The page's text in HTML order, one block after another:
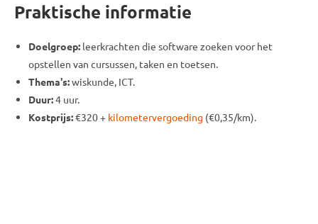
Praktische informatie
Doelgroep: leerkrachten die software zoeken voor het
opstellen van cursussen, taken en toetsen.
Thema's:wiskunde, ICT.
Duur:4 uur.
Kostprijs:€320 + kilometervergoeding (€0,35/km).